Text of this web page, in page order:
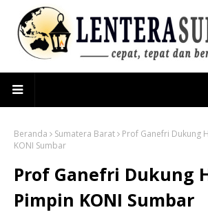
Beranda Sumatera Barat
Prof Ganefri Dukung
KONI Sumbar
Prof Ganefri Dukung
Pimpin KONI Sumbar